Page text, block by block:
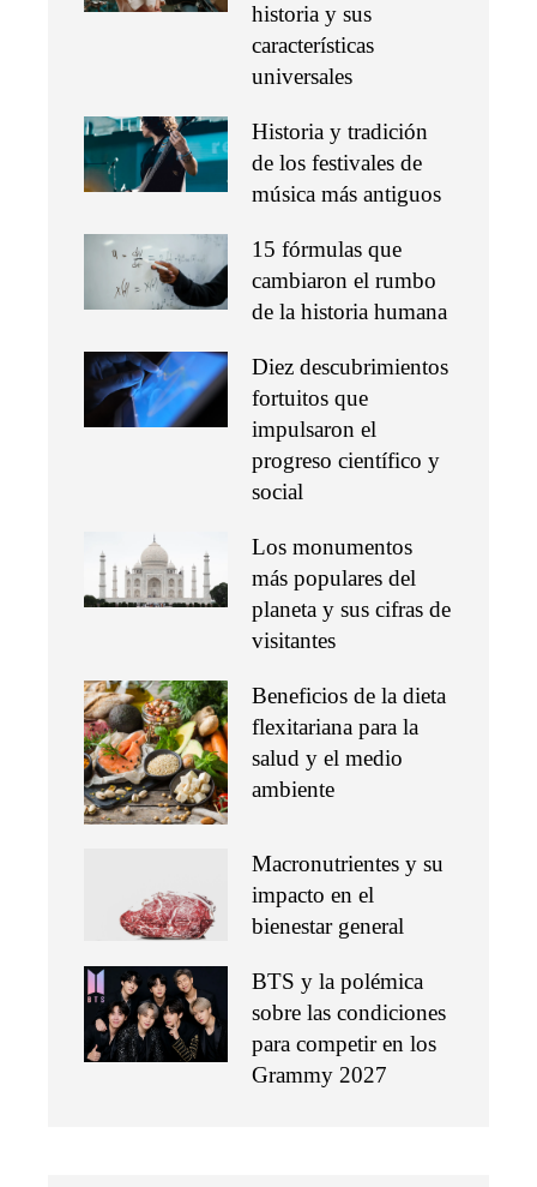
historia y sus
características
universales
Historia y tradición
de los festivales de
música más antiguos
15 fórmulas que
cambiaron el rumbo
de la historia humana
Diez descubrimientos
fortuitos que
impulsaron el
progreso científico y
social
Los monumentos
más populares del
planeta y sus cifras de
visitantes
Beneficios de la dieta
flexitariana para la
salud y el medio
ambiente
Macronutrientes y su
impacto en el
bienestar general
BTS y la polémica
sobre las condiciones
para competir en los
Grammy 2027